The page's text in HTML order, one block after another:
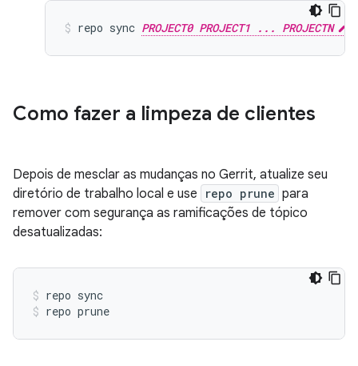
repo sync PROJECT0 PROJECT1 ... PROJECTN
Como fazer a limpeza de clientes
Depois de mesclar as mudanças no Gerrit, atualize seu
diretório de trabalho local e use
repo prune para
remover com segurança as ramificações de tópico
desatualizadas:
repo sync
repo prune